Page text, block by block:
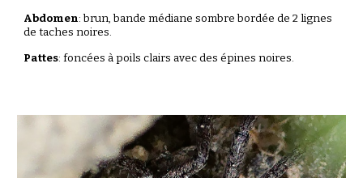
Abdomen:brun, bande médianesombrebordée de 2 lignes
de taches noires.
Pattes: foncées à poils clairs avec des épines noires.